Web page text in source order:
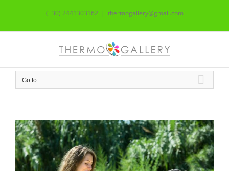
(+30) 2441303162 | thermogallery@gmail.com
Go to...